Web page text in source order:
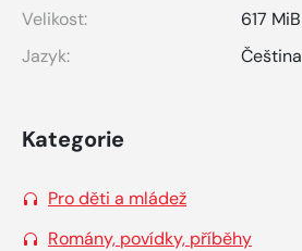
Velikost:
617 MiB
Jazyk:
Čeština
Kategorie
Pro děti a mládež
Romány, povídky, příběhy